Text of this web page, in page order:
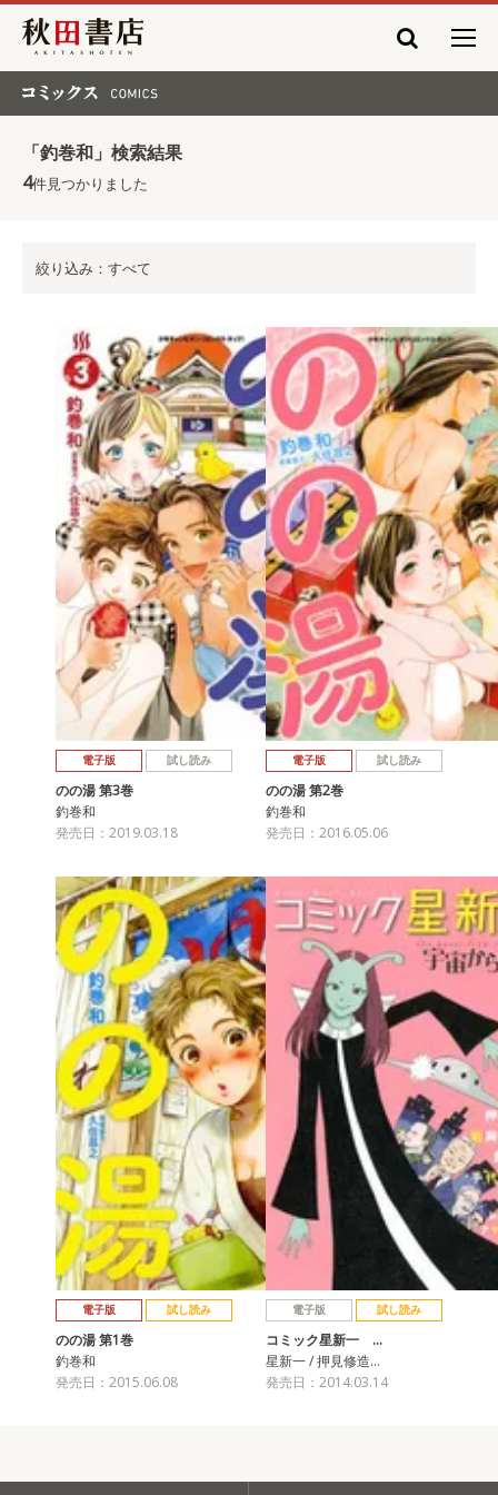
秋田書店
「釣巻和」検索結果
4件見つかりました
絞り込み：すべて
電子版 試し読み
のの湯 第3巻
釣巻和
発売日：2019.03.18
電子版 試し読み
のの湯 第2巻
釣巻和
発売日：2016.05.06
電子版 試し読み
のの湯 第1巻
釣巻和
発売日：2015.06.08
電子版 試し読み
コミック星新一 …
星新一 / 押見修造…
発売日：2014.03.14